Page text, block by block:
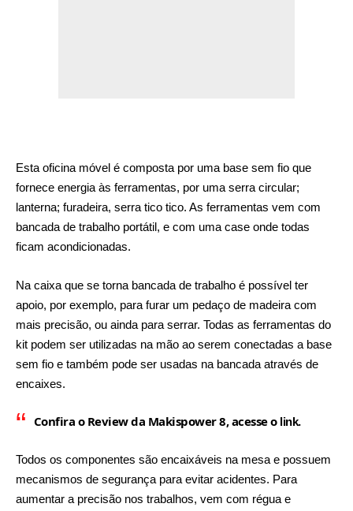
Esta oficina móvel é composta por uma base sem fio que
fornece energia às ferramentas, por uma serra circular;
lanterna; furadeira, serra tico tico. As ferramentas vem com
bancada de trabalho portátil, e com uma case onde todas
ficam acondicionadas.
Na caixa que se torna bancada de trabalho é possível ter
apoio, por exemplo, para furar um pedaço de madeira com
mais precisão, ou ainda para serrar. Todas as ferramentas do
kit podem ser utilizadas na mão ao serem conectadas a base
sem fio e também pode ser usadas na bancada através de
encaixes.
Confira o Review da Makispower 8, acesse o link.
Todos os componentes são encaixáveis na mesa e possuem
mecanismos de segurança para evitar acidentes. Para
aumentar a precisão nos trabalhos, vem com régua e